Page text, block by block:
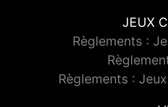
JEUX
Règlements :
Règlements :